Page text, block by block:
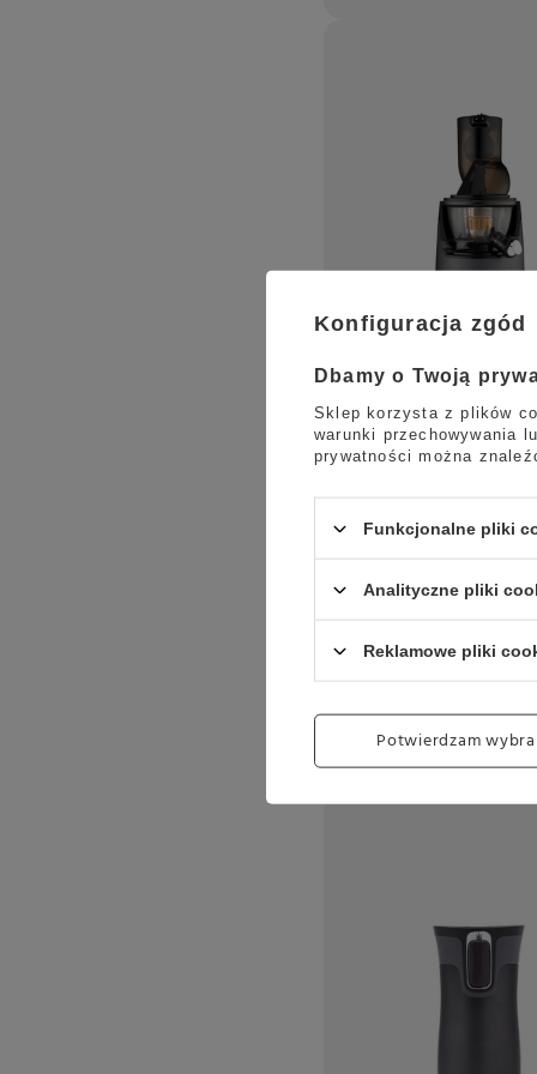
Konfiguracja zgód
Dbamy o Twoją
Sklep korzysta z plików
warunki przechowywania
prywatności można
Funkcjonalne pliki
Analityczne pliki
Reklamowe pliki
Potwierdzam